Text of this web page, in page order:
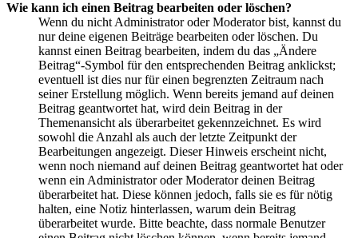
Wie kann ich einen Beitrag bearbeiten oder löschen?
Wenn du nicht Administrator oder Moderator bist, kannst du
nur deine eigenen Beiträge bearbeiten oder löschen. Du
kannst einen Beitrag bearbeiten, indem du das „Ändere
Beitrag“-Symbol für den entsprechenden Beitrag anklickst;
eventuell ist dies nur für einen begrenzten Zeitraum nach
seiner Erstellung möglich. Wenn bereits jemand auf deinen
Beitrag geantwortet hat, wird dein Beitrag in der
Themenansicht als überarbeitet gekennzeichnet. Es wird
sowohl die Anzahl als auch der letzte Zeitpunkt der
Bearbeitungen angezeigt. Dieser Hinweis erscheint nicht,
wenn noch niemand auf deinen Beitrag geantwortet hat oder
wenn ein Administrator oder Moderator deinen Beitrag
überarbeitet hat. Diese können jedoch, falls sie es für nötig
halten, eine Notiz hinterlassen, warum dein Beitrag
überarbeitet wurde. Bitte beachte, dass normale Benutzer